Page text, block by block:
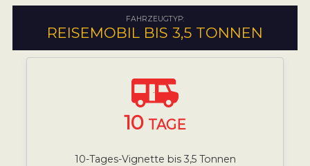
FAHRZEUGTYP:
REISEMOBIL BIS 3,5 TONNEN
10 TAGE
10-Tages-Vignette bis 3,5 Tonnen